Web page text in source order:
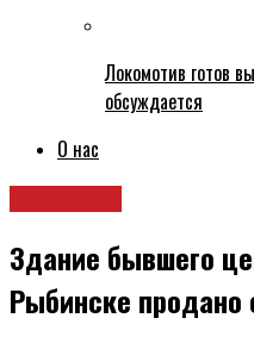
Локомотив готов
обсуждается
О нас
Здание бывшего
Рыбинске продано